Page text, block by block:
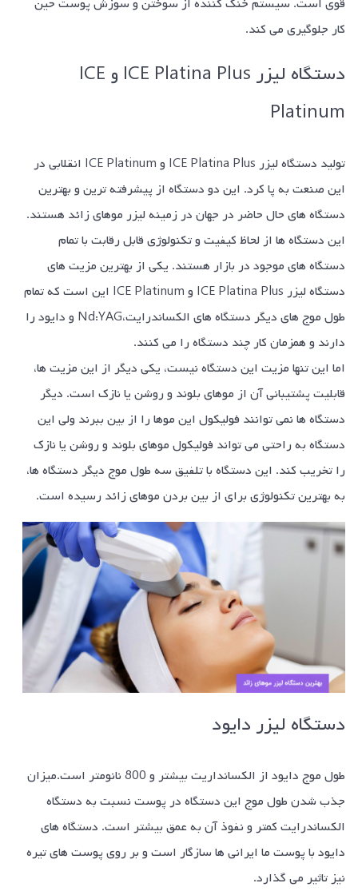
قوی است. سیستم خنک کننده از سوختن و سوزش پوست حین
کار جلوگیری می کند.
دستگاه لیزر ICE Platina Plus و ICE
Platinum
تولید دستگاه لیزر ICE Platina Plus و ICE Platinum انقلابی در
این صنعت به پا کرد. این دو دستگاه از پیشرفته ترین و بهترین
دستگاه های حال حاضر در جهان در زمینه لیزر موهای زائد هستند.
این دستگاه ها از لحاظ کیفیت و تکنولوژی قابل رقابت با تمام
دستگاه های موجود در بازار هستند. یکی از بهترین مزیت های
دستگاه لیزر ICE Platina Plus و ICE Platinum این است که تمام
طول موج های دیگر دستگاه های الکساندرایت،Nd:YAG و دایود را
دارند و همزمان کار چند دستگاه را می کنند.
اما این تنها مزیت این دستگاه نیست، یکی دیگر از این مزیت ها،
قابلیت پشتیبانی آن از موهای بلوند و روشن یا نازک است. دیگر
دستگاه ها نمی توانند فولیکول این موها را از بین ببرند ولی این
دستگاه به راحتی می تواند فولیکول موهای بلوند و روشن یا نازک
را تخریب کند. این دستگاه با تلفیق سه طول موج دیگر دستگاه ها،
به بهترین تکنولوژی برای از بین بردن موهای زائد رسیده است.
دستگاه لیزر دایود
طول موج دایود از الکسانداریت بیشتر و 800 نانومتر است.میزان
جذب شدن طول موج این دستگاه در پوست نسبت به دستگاه
الکساندرایت کمتر و نفوذ آن به عمق بیشتر است. دستگاه های
دایود با پوست ما ایرانی ها سازگار است و بر روی پوست های تیره
نیز تاثیر می گذارد.